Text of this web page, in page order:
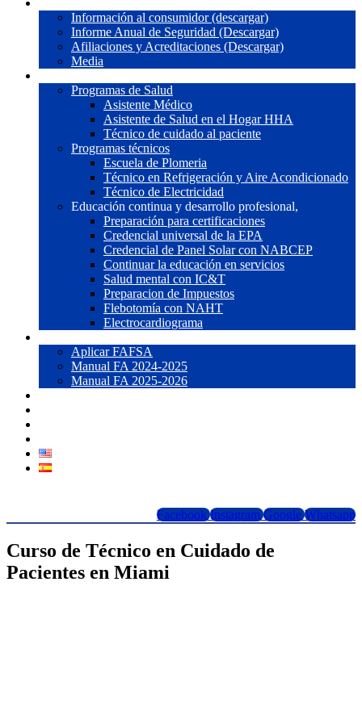
Información al consumidor (descargar)
Informe Anual de Seguridad (Descargar)
Afiliaciones y Acreditaciones (Descargar)
Media
Programas de Salud
Asistente Médico
Asistente de Salud en el Hogar HHA
Técnico de cuidado al paciente
Programas técnicos
Escuela de Plomeria
Técnico en Refrigeración y Aire Acondicionado
Técnico de Electricidad
Educación continua y desarrollo profesional,
Preparación para certificaciones
Credencial universal de la EPA
Credencial de Panel Solar con NABCEP
Continuar la educación en servicios
Salud mental con IC&T
Preparacion de Impuestos
Flebotomía con NAHT
Electrocardiograma
Aplicar FAFSA
Manual FA 2024-2025
Manual FA 2025-2026
Facebook Instagram Google Whatsapp
Curso de Técnico en Cuidado de
Pacientes en Miami